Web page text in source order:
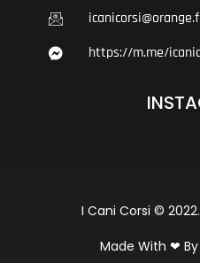
https://m.me/
I Cani Corsi ©
Made With ❤ By